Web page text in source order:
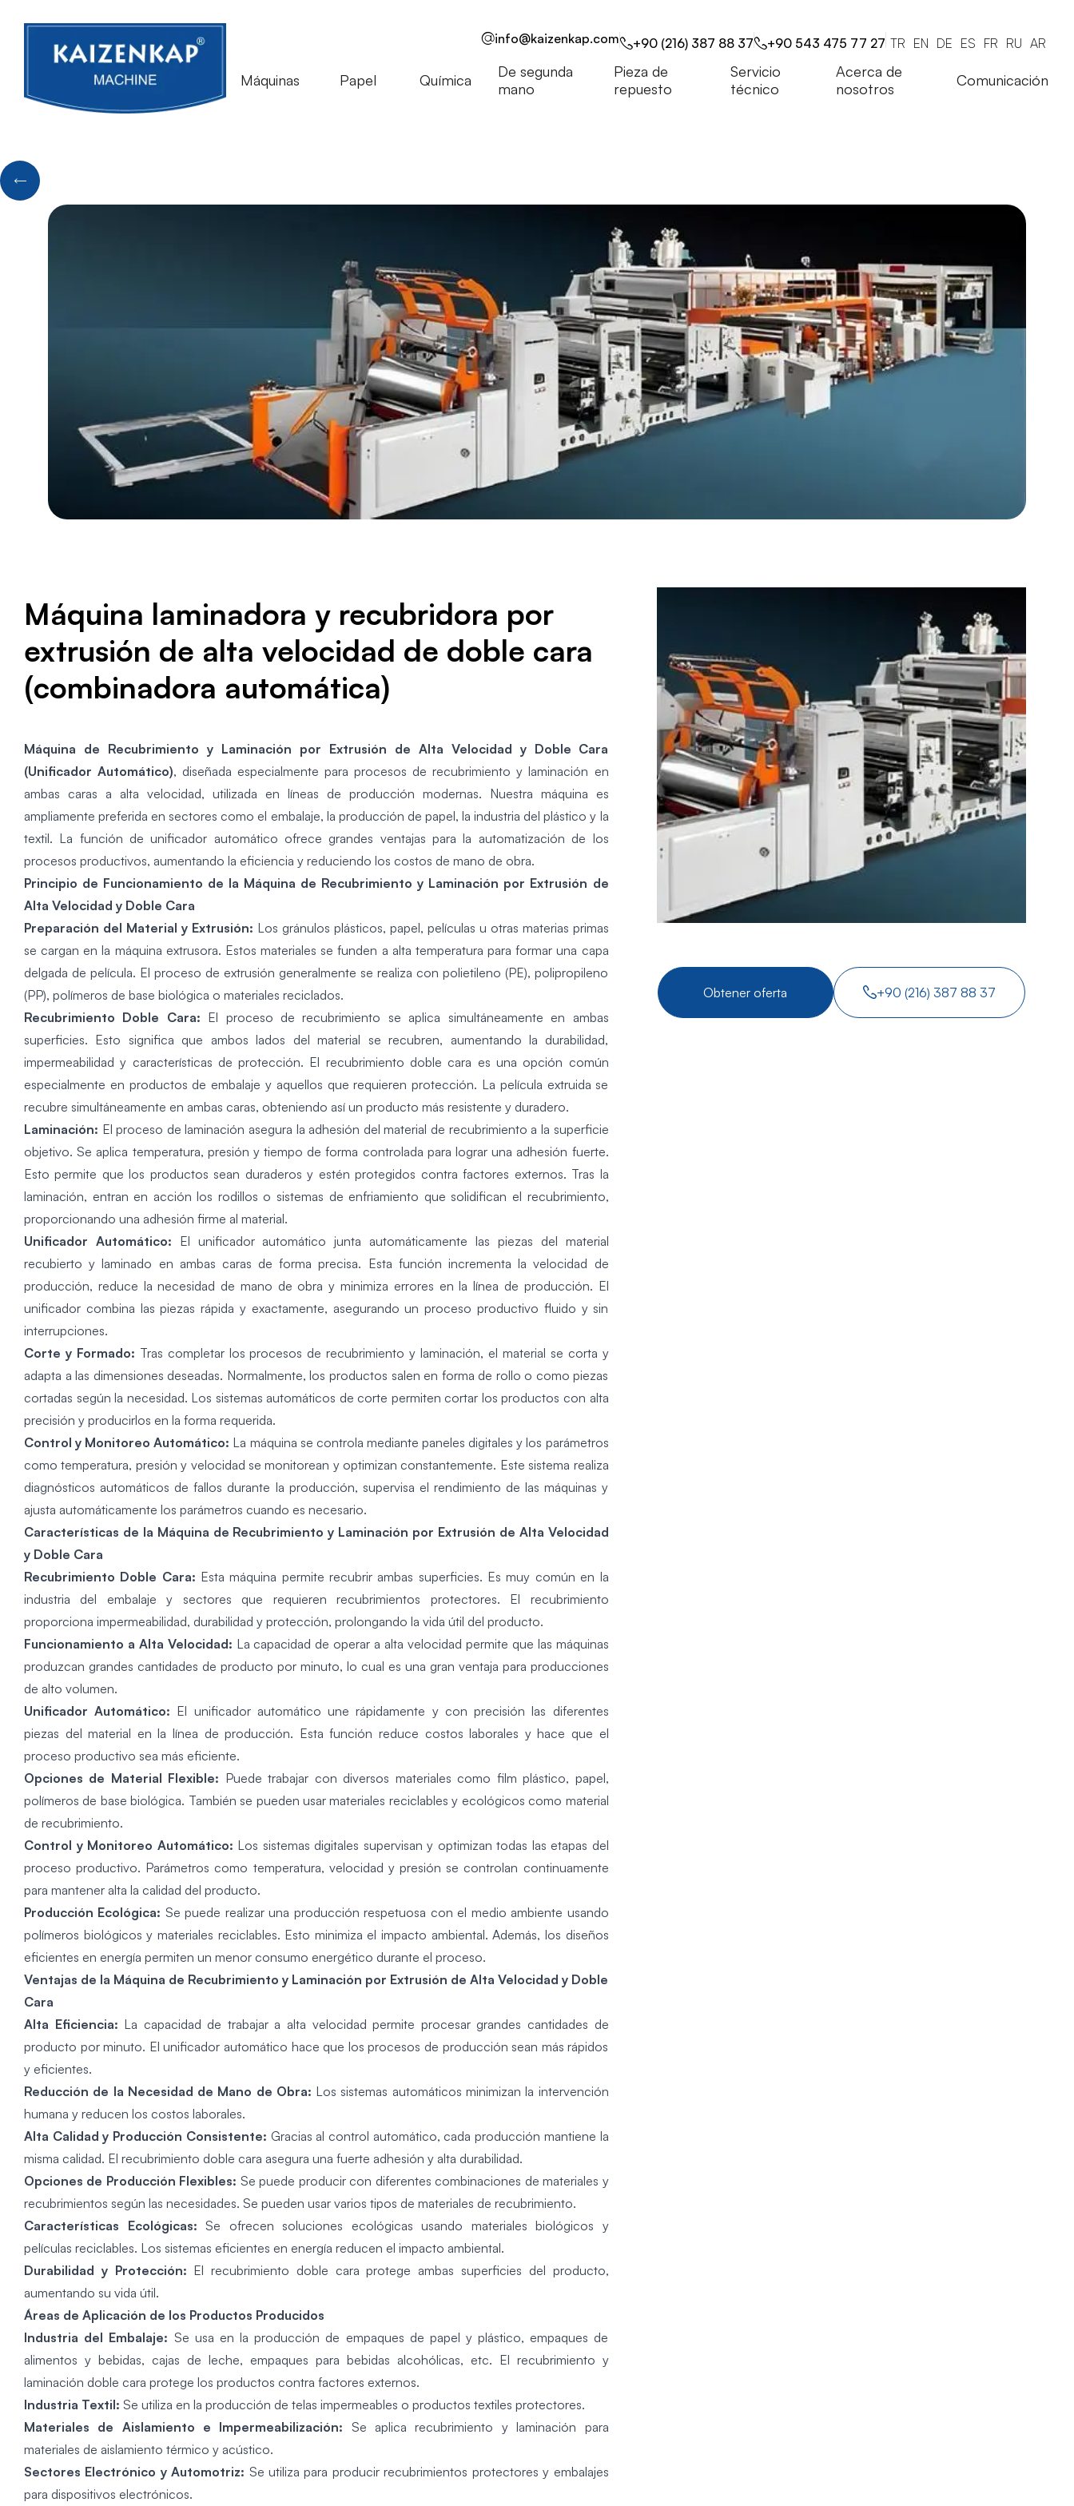
info@kaizenkap.com +90 (216) 387 88 37 +90 543 475 77 27 TR EN DE ES FR RU AR
Máquinas Papel Química
De segunda
mano
Pieza de
repuesto
Servicio
técnico
Acerca de
nosotros
Comunicación
Máquina laminadora y recubridora por
extrusión de alta velocidad de doble cara
(combinadora automática)
Máquina de Recubrimiento y Laminación por Extrusión de Alta Velocidad y Doble Cara
(Unificador Automático), diseñada especialmente para procesos de recubrimiento y laminación en
ambas caras a alta velocidad, utilizada en líneas de producción modernas. Nuestra máquina es
ampliamente preferida en sectores como el embalaje, la producción de papel, la industria del plástico y la
textil. La función de unificador automático ofrece grandes ventajas para la automatización de los
procesos productivos, aumentando la eficiencia y reduciendo los costos de mano de obra.
Principio de Funcionamiento de la Máquina de Recubrimiento y Laminación por Extrusión de
Alta Velocidad y Doble Cara
Preparación del Material y Extrusión: Los gránulos plásticos, papel, películas u otras materias primas
se cargan en la máquina extrusora. Estos materiales se funden a alta temperatura para formar una capa
delgada de película. El proceso de extrusión generalmente se realiza con polietileno (PE), polipropileno
(PP), polímeros de base biológica o materiales reciclados.
Recubrimiento Doble Cara: El proceso derecubrimiento se aplica simultáneamente en ambas
superficies. Esto significa que ambos lados del material se recubren, aumentando la durabilidad,
impermeabilidad y características de protección. El recubrimiento doble cara es una opción común
especialmente en productos de embalaje y aquellos que requieren protección. La película extruida se
recubre simultáneamente en ambas caras, obteniendo así un producto más resistente y duradero.
Laminación: El proceso de laminación asegura la adhesión del material de recubrimiento a la superficie
objetivo. Se aplica temperatura, presión y tiempo de forma controlada para lograr una adhesión fuerte.
Esto permite que los productos sean duraderos y estén protegidos contra factores externos. Tras la
laminación, entran en acción los rodillos o sistemas de enfriamiento que solidifican el recubrimiento,
proporcionando una adhesión firme al material.
Unificador Automático: El unificador automático junta automáticamente las piezas del material
recubierto y laminado en ambas caras de forma precisa. Esta función incrementa la velocidad de
producción, reduce la necesidad de mano de obra y minimiza errores en la línea de producción. El
unificador combina las piezas rápida y exactamente, asegurando un proceso productivo fluido y sin
interrupciones.
Corte y Formado: Tras completar los procesos de recubrimiento y laminación, el material se corta y
adapta a las dimensiones deseadas. Normalmente, los productos salen en forma de rollo o como piezas
cortadas según la necesidad. Los sistemas automáticos decorte permiten cortar los productos con alta
precisión y producirlos en la forma requerida.
Control y Monitoreo Automático: La máquina se controla mediante paneles digitales y los parámetros
como temperatura, presión y velocidad se monitorean y optimizan constantemente. Este sistema realiza
diagnósticos automáticos de fallos durante la producción, supervisa el rendimiento de las máquinas y
ajusta automáticamente los parámetros cuando es necesario.
Características de la Máquina de Recubrimiento y Laminación por Extrusión de Alta Velocidad
y Doble Cara
Recubrimiento Doble Cara: Esta máquina permite recubrir ambas superficies. Es muy común en la
industria del embalaje y sectores que requieren recubrimientos protectores. El recubrimiento
proporciona impermeabilidad, durabilidad y protección, prolongando la vida útil del producto.
Funcionamiento a Alta Velocidad: La capacidad de operar a alta velocidad permite que las máquinas
produzcan grandes cantidades de producto por minuto, lo cual es una gran ventaja para producciones
de alto volumen.
Unificador Automático: El unificador automático une rápidamente y con precisión las diferentes
piezas del material en la línea de producción. Esta función reduce costos laborales y hace que el
proceso productivo sea más eficiente.
Opciones de Material Flexible: Puede trabajar con diversos materiales como film plástico, papel,
polímeros de base biológica. También se pueden usar materiales reciclables y ecológicos como material
de recubrimiento.
Control y Monitoreo Automático: Los sistemas digitales supervisan y optimizan todas las etapas del
proceso productivo. Parámetros como temperatura, velocidad y presión se controlan continuamente
para mantener alta la calidad del producto.
Producción Ecológica: Se puede realizar una producción respetuosa con el medio ambiente usando
polímeros biológicos y materiales reciclables. Esto minimiza el impacto ambiental. Además, los diseños
eficientes en energía permiten un menor consumo energético durante el proceso.
Ventajas de la Máquina de Recubrimiento y Laminación por Extrusión de Alta Velocidad y Doble
Cara
Alta Eficiencia: La capacidad de trabajar a alta velocidad permite procesar grandes cantidades de
producto por minuto. El unificador automático hace que los procesos de producción sean más rápidos
y eficientes.
Reducción de la Necesidad de Mano de Obra: Los sistemas automáticos minimizan la intervención
humana y reducen los costos laborales.
Alta Calidad y Producción Consistente: Gracias al control automático, cada producción mantiene la
misma calidad. El recubrimiento doble cara asegura una fuerte adhesión y alta durabilidad.
Opciones de Producción Flexibles: Se puede producir con diferentes combinaciones de materiales y
recubrimientos según las necesidades. Se pueden usar varios tipos de materiales de recubrimiento.
Características Ecológicas: Se ofrecen soluciones ecológicas usando materiales biológicos y
películas reciclables. Los sistemas eficientes en energía reducen el impacto ambiental.
Durabilidad y Protección: El recubrimiento doble cara protege ambas superficies del producto,
aumentando su vida útil.
Áreas de Aplicación de los Productos Producidos
Industria del Embalaje: Se usa en la producción de empaques de papel y plástico, empaques de
alimentos y bebidas, cajas de leche, empaques para bebidas alcohólicas, etc. El recubrimiento y
laminación doble cara protege los productos contra factores externos.
Industria Textil: Se utiliza en la producción de telas impermeables o productos textiles protectores.
Materiales de Aislamiento e Impermeabilización: Se aplica recubrimiento y laminación para
materiales de aislamiento térmico y acústico.
Sectores Electrónico y Automotriz: Se utiliza para producir recubrimientos protectores y embalajes
para dispositivos electrónicos.
Obtener oferta +90 (216) 387 88 37